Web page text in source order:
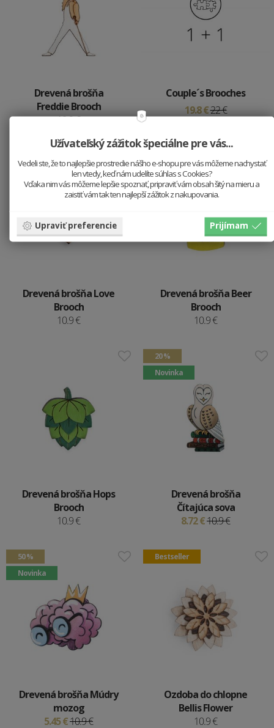
Drevená brošňa
Freddie Brooch
10.9 €
Couple´s Brooches
19.8 €22 €
Drevená brošňa Love
Brooch
10.9 €
Drevená brošňa Beer
Brooch
10.9 €
Drevená brošňa Hops
Brooch
10.9 €
20 %
Novinka
Drevená brošňa
Čítajúca sova
8.72 €10.9 €
50 %
Novinka
Drevená brošňa Múdry
mozog
5.45 €10.9 €
Bestseller
Ozdoba do chlopne
Bellis Flower
10.9 €
Užívateľský zážitok špeciálne pre vás...
Vedeli ste, že to najlepšie prostredie nášho e-shopu pre vás môžeme nachystať
len vtedy, keď nám udelíte súhlas s Cookies?
Vďaka nim vás môžeme lepšie spoznať, pripraviť vám obsah šitý na mieru a
zaistiť vám tak ten najlepší zážitok z nakupovania.
Upraviť preferencie Prijímam